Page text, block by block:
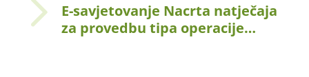
E-savjetovanje Nacrta natječaja
za provedbu tipa operacije…